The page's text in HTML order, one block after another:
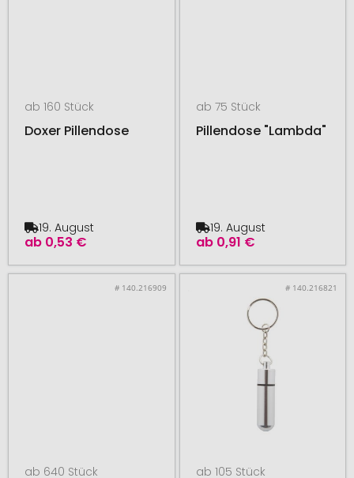
ab 160 Stück
Doxer Pillendose
ab 0,53 €
19. August
ab 75 Stück
Pillendose "Lambda"
ab 0,91 €
19. August
# 140.216909
ab 640 Stück
# 140.216821
ab 105 Stück